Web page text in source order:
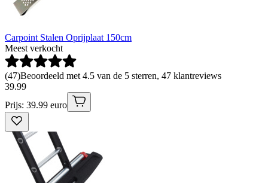
Carpoint Stalen Oprijplaat 150cm
Meest verkocht
(47)Beoordeeld met 4.5 van de 5 sterren, 47 klantreviews
39.99
Prijs: 39.99 euro